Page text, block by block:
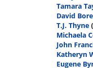
Tamara
David
T.J. Thyne
Michaela
John
Katheryn
Eugene